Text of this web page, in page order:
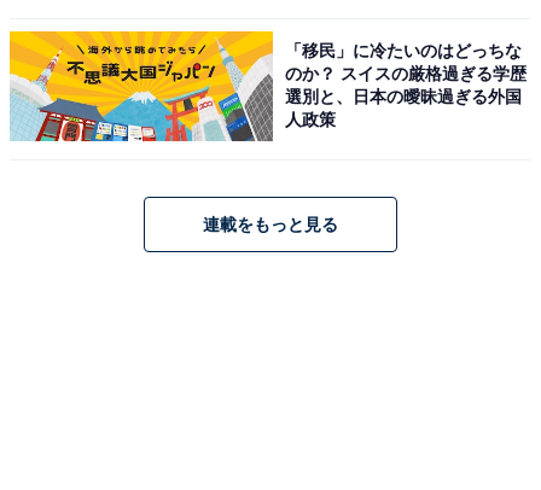
「移民」に冷たいのはどっちな
のか？ スイスの厳格過ぎる学歴
選別と、日本の曖昧過ぎる外国
人政策
連載をもっと見る